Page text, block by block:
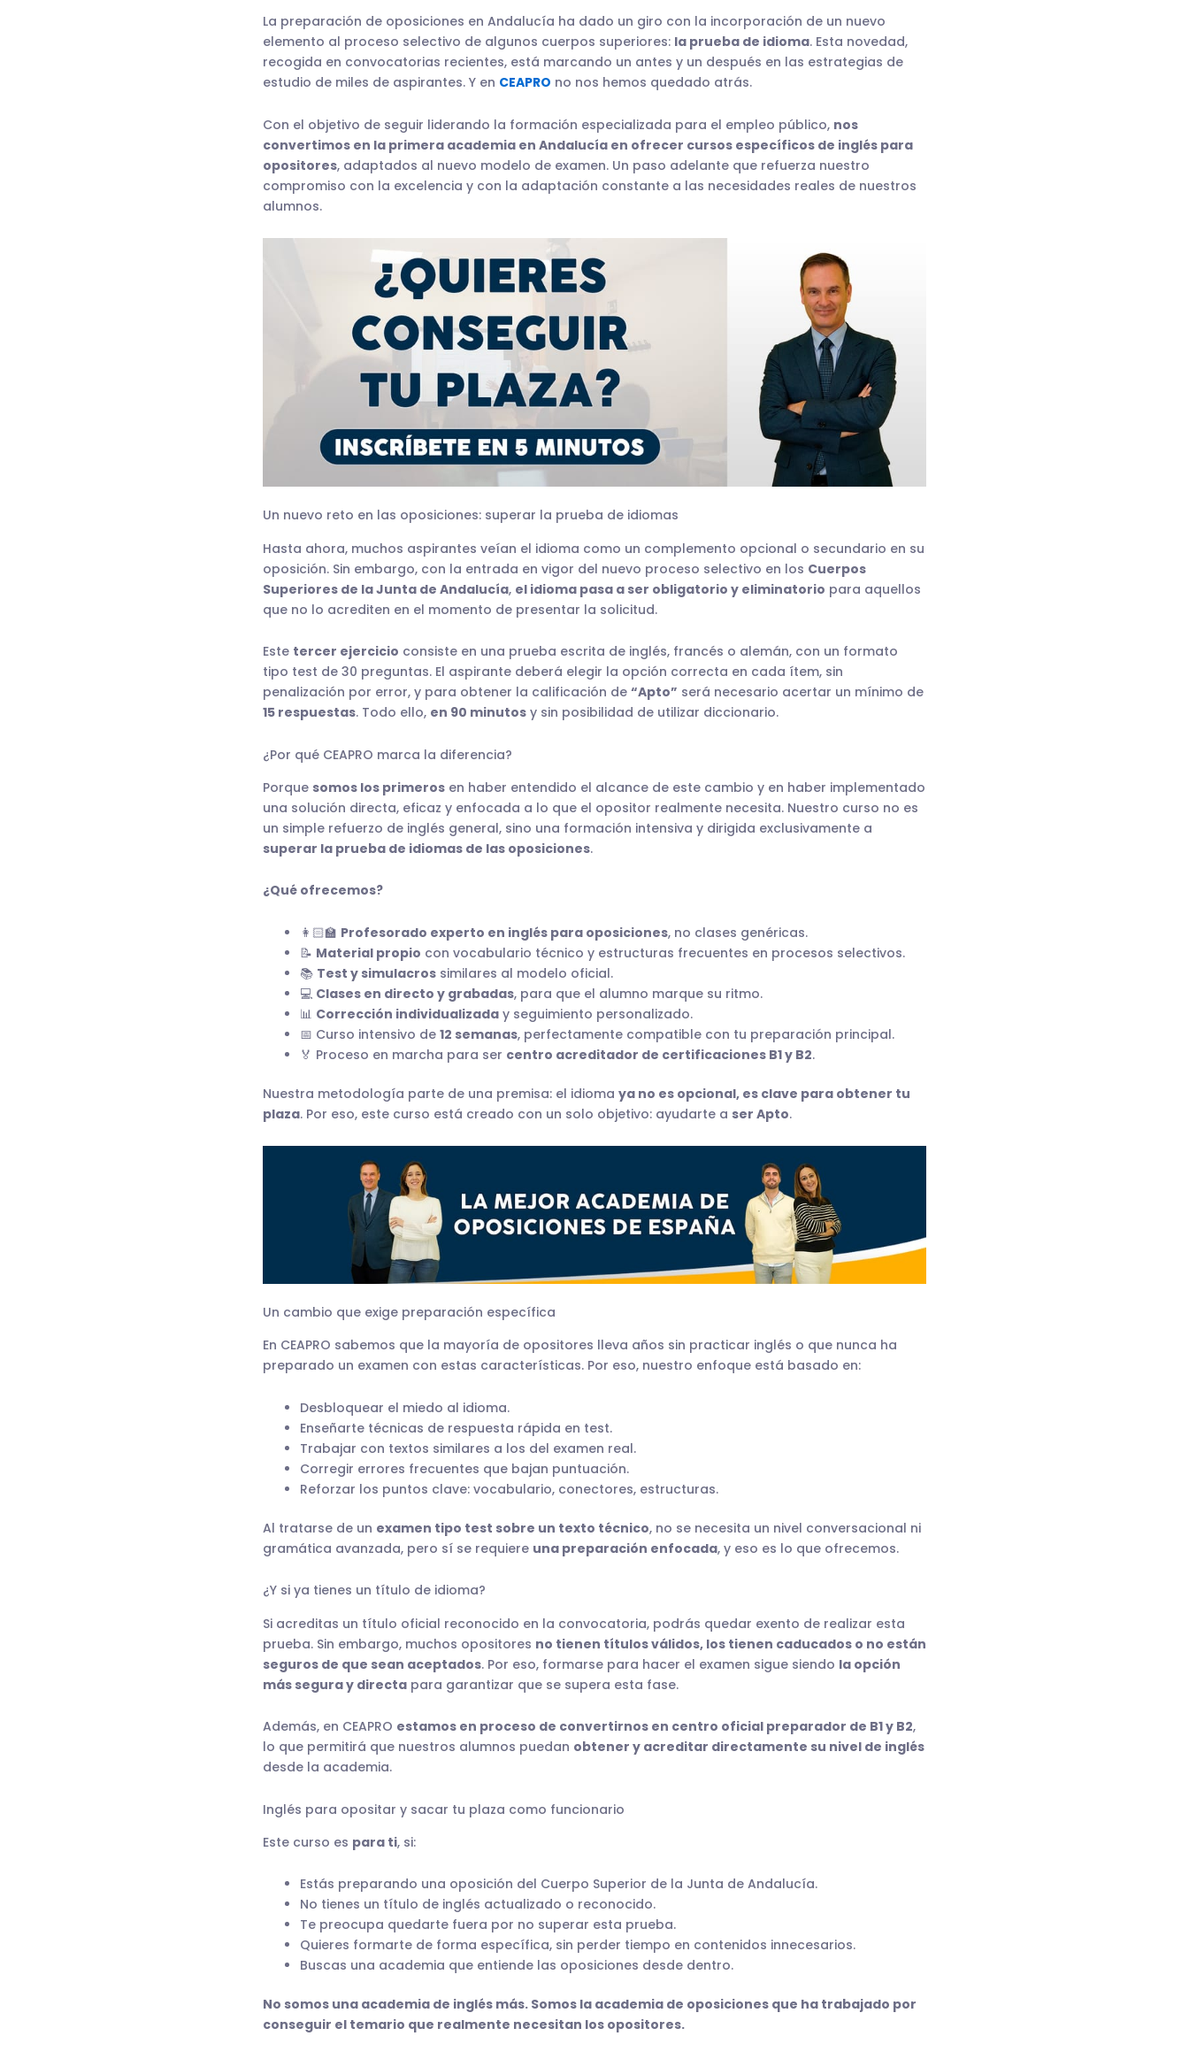
La preparación de oposiciones en Andalucía ha dado un giro con la incorporación de un nuevo
elemento al proceso selectivo de algunos cuerpos superiores: la prueba de idioma. Esta novedad,
recogida en convocatorias recientes, está marcando un antes y un después en las estrategias de
estudio de miles de aspirantes. Y en CEAPRO no nos hemos quedado atrás.
Con el objetivo de seguir liderando la formación especializada para el empleo público, nos
convertimos en la primera academia en Andalucía en ofrecer cursos específicos de inglés para
opositores, adaptados al nuevo modelo de examen. Un paso adelante que refuerza nuestro
compromiso con la excelencia y con la adaptación constante a las necesidades reales de nuestros
alumnos.
Un nuevo reto en las oposiciones: superar la prueba de idiomas
Hasta ahora, muchos aspirantes veían el idioma como un complemento opcional o secundario en su
oposición. Sin embargo, con la entrada en vigor del nuevo proceso selectivo en los Cuerpos
Superiores de la Junta de Andalucía, el idioma pasa a ser obligatorio y eliminatorio para aquellos
que no lo acrediten en el momento de presentar la solicitud.
Este tercer ejercicio consiste en una prueba escrita de inglés, francés o alemán, con un formato
tipo test de 30 preguntas. El aspirante deberá elegir la opción correcta en cada ítem, sin
penalización por error, y para obtener la calificación de “Apto” será necesario acertar un mínimo de
15 respuestas. Todo ello, en 90 minutos y sin posibilidad de utilizar diccionario.
¿Por qué CEAPRO marca la diferencia?
Porque somos los primeros en haber entendido el alcance de este cambio y en haber implementado
una solución directa, eficaz y enfocada a lo que el opositor realmente necesita. Nuestro curso no es
un simple refuerzo de inglés general, sino una formación intensiva y dirigida exclusivamente a
superar la prueba de idiomas de las oposiciones.
¿Qué ofrecemos?
👩🏻‍🏫 Profesorado experto en inglés para oposiciones, no clases genéricas.
📝 Material propio con vocabulario técnico y estructuras frecuentes en procesos selectivos.
📚 Test y simulacros similares al modelo oficial.
💻 Clases en directo y grabadas, para que el alumno marque su ritmo.
📊 Corrección individualizada y seguimiento personalizado.
📅 Curso intensivo de 12 semanas, perfectamente compatible con tu preparación principal.
🏅 Proceso en marcha para ser centro acreditador de certificaciones B1 y B2.
Nuestra metodología parte de una premisa: el idioma ya no es opcional, es clave para obtener tu
plaza. Por eso, este curso está creado con un solo objetivo: ayudarte a ser Apto.
Un cambio que exige preparación específica
En CEAPRO sabemos que la mayoría de opositores lleva años sin practicar inglés o que nunca ha
preparado un examen con estas características. Por eso, nuestro enfoque está basado en:
Desbloquear el miedo al idioma.
Enseñarte técnicas de respuesta rápida en test.
Trabajar con textos similares a los del examen real.
Corregir errores frecuentes que bajan puntuación.
Reforzar los puntos clave: vocabulario, conectores, estructuras.
Al tratarse de un examen tipo test sobre un texto técnico, no se necesita un nivel conversacional ni
gramática avanzada, pero sí se requiere una preparación enfocada, y eso es lo que ofrecemos.
¿Y si ya tienes un título de idioma?
Si acreditas un título oficial reconocido en la convocatoria, podrás quedar exento de realizar esta
prueba. Sin embargo, muchos opositores no tienen títulos válidos, los tienen caducados o no están
seguros de que sean aceptados. Por eso, formarse para hacer el examen sigue siendo la opción
más segura y directa para garantizar que se supera esta fase.
Además, en CEAPRO estamos en proceso de convertirnos en centro oficial preparador de B1 y B2,
lo que permitirá que nuestros alumnos puedan obtener y acreditar directamente su nivel de inglés
desde la academia.
Inglés para opositar y sacar tu plaza como funcionario
Este curso es para ti, si:
Estás preparando una oposición del Cuerpo Superior de la Junta de Andalucía.
No tienes un título de inglés actualizado o reconocido.
Te preocupa quedarte fuera por no superar esta prueba.
Quieres formarte de forma específica, sin perder tiempo en contenidos innecesarios.
Buscas una academia que entiende las oposiciones desde dentro.
No somos una academia de inglés más. Somos la academia de oposiciones que ha trabajado por
conseguir el temario que realmente necesitan los opositores.